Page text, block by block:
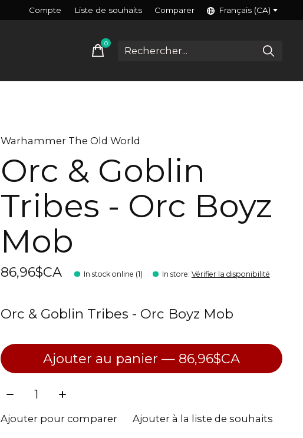
Compte Liste de souhaits Comparer Français (CA)
0items
Warhammer The Old World
Orc & Goblin
Tribes - Orc Boyz
Mob
86,96$CA In stock online (1) In store: Vérifier la disponibilité
Orc & Goblin Tribes - Orc Boyz Mob
Ajouter au panier — 86,96$CA
Quantité:
Ajouter pour comparer Ajouter à la liste de souhaits